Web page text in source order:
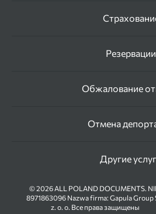
Обжалование
Отмена
Резервации
Другие
© 2026 ALL POLAND DOCUMENTS.
8971863096 Nazwa firma: Gapula Group
z. o. o. Все права защищены